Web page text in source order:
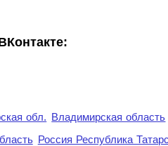
обл. Владимирская область
Россия Республика